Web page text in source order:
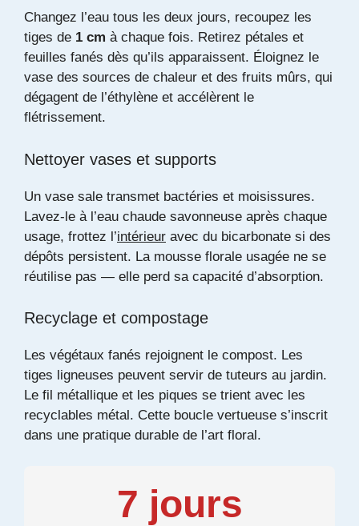
Changez l’eau tous les deux jours, recoupez les
tiges de 1 cm à chaque fois. Retirez pétales et
feuilles fanés dès qu’ils apparaissent. Éloignez le
vase des sources de chaleur et des fruits mûrs, qui
dégagent de l’éthylène et accélèrent le
flétrissement.
Nettoyer vases et supports
Un vase sale transmet bactéries et moisissures.
Lavez-le à l’eau chaude savonneuse après chaque
usage, frottez l’intérieur avec du bicarbonate si des
dépôts persistent. La mousse florale usagée ne se
réutilise pas — elle perd sa capacité d’absorption.
Recyclage et compostage
Les végétaux fanés rejoignent le compost. Les
tiges ligneuses peuvent servir de tuteurs au jardin.
Le fil métallique et les piques se trient avec les
recyclables métal. Cette boucle vertueuse s’inscrit
dans une pratique durable de l’art floral.
7 jours